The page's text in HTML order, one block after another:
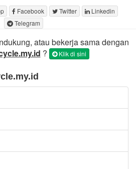
Facebook Twitter
Linkedin
Telegram
atau bekerja sama dengan
? Klik di sini